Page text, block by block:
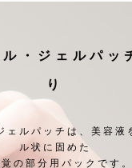
・ジェルパッ
り
ェルパッチは、美容液
ル状に固めた
の部分用パックです。